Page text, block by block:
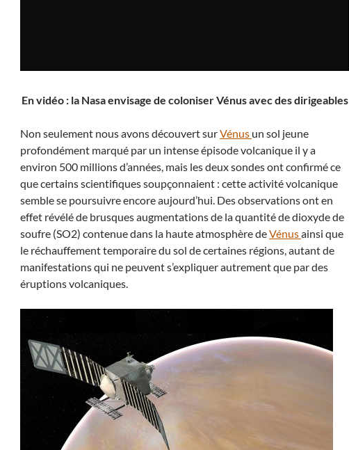
En vidéo : la Nasa envisage de coloniser Vénus avec des dirigeables
Non seulement nous avons découvert surVénus un sol jeune
profondément marqué par un intense épisode volcanique il y a
environ 500 millions d’années, mais les deux sondes ont confirmé ce
que certains scientifiques soupçonnaient : cette activité volcanique
semble se poursuivre encore aujourd’hui. Des observations ont en
effet révélé de brusques augmentations de la quantité de dioxyde de
soufre (SO2) contenue dans la haute atmosphère deVénusainsi que
le réchauffement temporaire du sol de certaines régions, autant de
manifestations qui ne peuvent s’expliquer autrement que par des
éruptions volcaniques.